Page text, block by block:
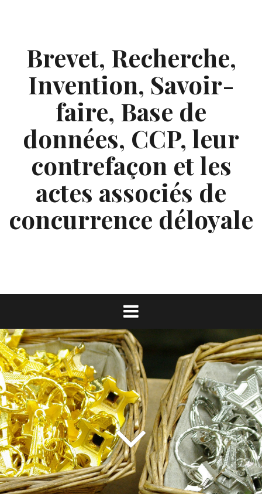
Brevet, Recherche,
Invention, Savoir-
faire, Base de
données, CCP, leur
contrefaçon et les
actes associés de
concurrence déloyale